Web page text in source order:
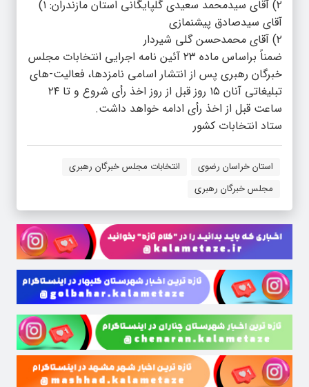
۲) آقای سیدمحمد سعیدی گلپایگانی استان مازندران: ۱)
آقای سیدصادق پیشنمازی
۲) آقای محمدحسن گلی شیردار
ضمناً براساس ماده ۲۳ آئین نامه اجرایی انتخابات مجلس
خبرگان رهبری پس از انتشار اسامی نامزدها، فعالیت-های
تبلیغاتی آنان ۱۵ روز قبل از روز اخذ رأی شروع و تا ۲۴
ساعت قبل از اخذ رأی ادامه خواهد داشت.
ستاد انتخابات کشور
استان خراسان رضوی
انتخابات مجلس خبرگان رهبری
مجلس خبرگان رهبری